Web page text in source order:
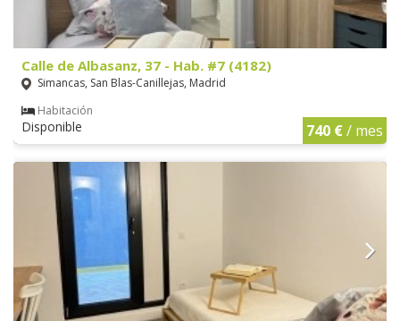
Calle de Albasanz, 37 - Hab. #7 (4182)
Simancas, San Blas-Canillejas, Madrid
Habitación
Disponible 740 €/ mes